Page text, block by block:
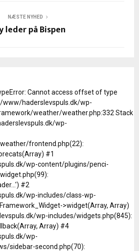
NÆSTE NYHED
leder på Bispen
Cannot access offset of type
www/haderslevspuls.dk/wp-
weather/weather.php:332 Stack
wp-
frontend.php(22):
#1
wp-content/plugins/penci-
#2
wp-includes/class-wp-
>widget(Array, Array)
wp-includes/widgets.php(845):
Array) #4
wp-
sidebar-second.php(70):